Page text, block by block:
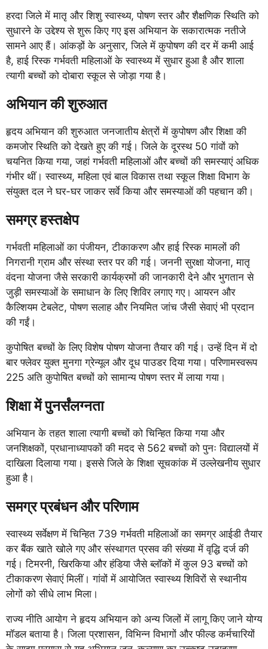
हरदा जिले में मातृ और शिशु स्वास्थ्य, पोषण स्तर और शैक्षणिक स्थिति को
सुधारने के उद्देश्य से शुरू किए गए इस अभियान के सकारात्मक नतीजे
सामने आए हैं। आंकड़ों के अनुसार, जिले में कुपोषण की दर में कमी आई
है, हाई रिस्क गर्भवती महिलाओं के स्वास्थ्य में सुधार हुआ है और शाला
त्यागी बच्चों को दोबारा स्कूल से जोड़ा गया है।
अभियान की शुरुआत
हृदय अभियान की शुरुआत जनजातीय क्षेत्रों में कुपोषण और शिक्षा की
कमजोर स्थिति को देखते हुए की गई। जिले के दूरस्थ 50 गांवों को
चयनित किया गया, जहां गर्भवती महिलाओं और बच्चों की समस्याएं अधिक
गंभीर थीं। स्वास्थ्य, महिला एवं बाल विकास तथा स्कूल शिक्षा विभाग के
संयुक्त दल ने घर-घर जाकर सर्वे किया और समस्याओं की पहचान की।
समग्र हस्तक्षेप
गर्भवती महिलाओं का पंजीयन, टीकाकरण और हाई रिस्क मामलों की
निगरानी ग्राम और संस्था स्तर पर की गई। जननी सुरक्षा योजना, मातृ
वंदना योजना जैसे सरकारी कार्यक्रमों की जानकारी देने और भुगतान से
जुड़ी समस्याओं के समाधान के लिए शिविर लगाए गए। आयरन और
कैल्शियम टेबलेट, पोषण सलाह और नियमित जांच जैसी सेवाएं भी प्रदान
की गईं।
कुपोषित बच्चों के लिए विशेष पोषण योजना तैयार की गई। उन्हें दिन में दो
बार फ्लेवर युक्त मुनगा ग्रेन्यूल और दूध पाउडर दिया गया। परिणामस्वरूप
225 अति कुपोषित बच्चों को सामान्य पोषण स्तर में लाया गया।
शिक्षा में पुनर्संलग्नता
अभियान के तहत शाला त्यागी बच्चों को चिन्हित किया गया और
जनशिक्षकों, प्रधानाध्यापकों की मदद से 562 बच्चों को पुनः विद्यालयों में
दाखिला दिलाया गया। इससे जिले के शिक्षा सूचकांक में उल्लेखनीय सुधार
हुआ है।
समग्र प्रबंधन और परिणाम
स्वास्थ्य सर्वेक्षण में चिन्हित 739 गर्भवती महिलाओं का समग्र आईडी तैयार
कर बैंक खाते खोले गए और संस्थागत प्रसव की संख्या में वृद्धि दर्ज की
गई। टिमरनी, खिरकिया और हंडिया जैसे ब्लॉकों में कुल 93 बच्चों को
टीकाकरण सेवाएं मिलीं। गांवों में आयोजित स्वास्थ्य शिविरों से स्थानीय
लोगों को सीधे लाभ मिला।
राज्य नीति आयोग ने हृदय अभियान को अन्य जिलों में लागू किए जाने योग्य
मॉडल बताया है। जिला प्रशासन, विभिन्न विभागों और फील्ड कर्मचारियों